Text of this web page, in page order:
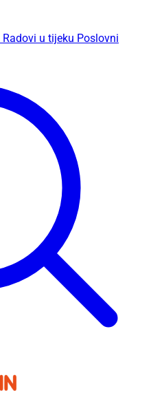
Radovi u tijeku Poslovni